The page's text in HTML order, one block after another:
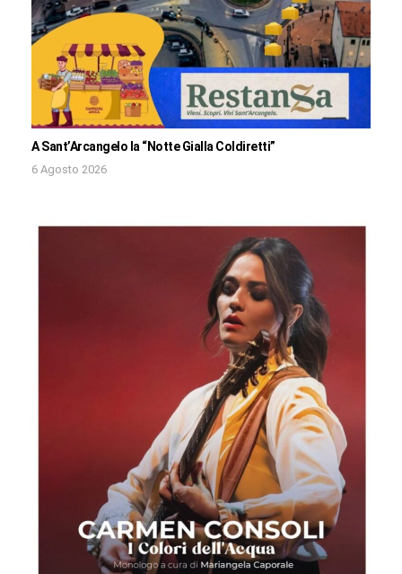
A Sant’Arcangelo la “Notte Gialla Coldiretti”
6 Agosto 2026